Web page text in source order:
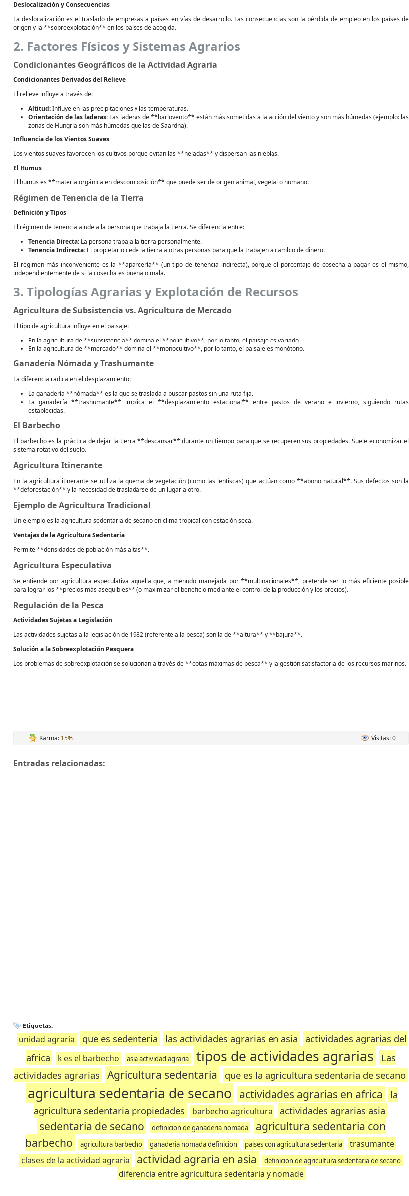
Deslocalización y Consecuencias
La deslocalización es el traslado de empresas a países en vías de desarrollo. Las consecuencias son la pérdida de empleo en los países de
origen y la **sobreexplotación** en los países de acogida.
2. Factores Físicos y Sistemas Agrarios
Condicionantes Geográficos de la Actividad Agraria
Condicionantes Derivados del Relieve
El relieve influye a través de:
Altitud:Influye en las precipitaciones y las temperaturas.
Orientación de las laderas: Las laderas de **barlovento** están más sometidas a la acción del viento y son más húmedas (ejemplo: las
zonas de Hungría son más húmedas que las de Saardna).
Influencia de los Vientos Suaves
Los vientos suaves favorecen los cultivos porque evitan las **heladas** y dispersan las nieblas.
El Humus
El humus es **materia orgánica en descomposición** que puede ser de origen animal, vegetal o humano.
Régimen de Tenencia de la Tierra
Definición y Tipos
El régimen de tenencia alude a la persona que trabaja la tierra. Se diferencia entre:
Tenencia Directa: La persona trabaja la tierra personalmente.
Tenencia Indirecta: El propietario cede la tierra a otras personas para que la trabajen a cambio de dinero.
El régimen más inconveniente es la **aparcería** (un tipo de tenencia indirecta), porque el porcentaje de cosecha a pagar es el mismo,
independientemente de si la cosecha es buena o mala.
3. Tipologías Agrarias y Explotación de Recursos
Agricultura de Subsistencia vs. Agricultura de Mercado
El tipo de agricultura influye en el paisaje:
En la agricultura de **subsistencia** domina el **policultivo**, por lo tanto, el paisaje es variado.
En la agricultura de **mercado** domina el **monocultivo**, por lo tanto, el paisaje es monótono.
Ganadería Nómada y Trashumante
La diferencia radica en el desplazamiento:
La ganadería **nómada** es la que se traslada a buscar pastos sin una ruta fija.
La ganadería **trashumante** implica el **desplazamiento estacional** entre pastos de verano e invierno, siguiendo rutas
establecidas.
El Barbecho
El barbecho es la práctica de dejar la tierra **descansar** durante un tiempo para que se recuperen sus propiedades. Suele economizar el
sistema rotativo del suelo.
Agricultura Itinerante
En la agricultura itinerante se utiliza la quema de vegetación (como las lentiscas) que actúan como **abono natural**. Sus defectos son la
**deforestación** y la necesidad de trasladarse de un lugar a otro.
Ejemplo de Agricultura Tradicional
Un ejemplo es la agricultura sedentaria de secano en clima tropical con estación seca.
Ventajas de la Agricultura Sedentaria
Permite **densidades de población más altas**.
Agricultura Especulativa
Se entiende por agricultura especulativa aquella que, a menudo manejada por **multinacionales**, pretende ser lo más eficiente posible
para lograr los **precios más asequibles** (o maximizar el beneficio mediante el control de la producción y los precios).
Regulación de la Pesca
Actividades Sujetas a Legislación
Las actividades sujetas a la legislación de 1982 (referente a la pesca) son la de **altura** y **bajura**.
Solución a la Sobreexplotación Pesquera
Los problemas de sobreexplotación se solucionan a través de **cotas máximas de pesca** y la gestión satisfactoria de los recursos marinos.
Karma: 15% Visitas: 0
Entradas relacionadas:
Etiquetas:
unidad agraria que es sedenteria las actividades agrarias en asia
actividades agrarias del
africa
k es el barbecho asia actividad agraria tipos de actividades agrarias
Las
actividades agrarias
Agricultura sedentaria que es la agricultura sedentaria de secano
agricultura sedentaria de secano actividades agrarias en africa
la
agricultura sedentaria propiedades
barbecho agricultura actividades agrarias asia
sedentaria de secano definicion de ganaderia nomada
agricultura sedentaria con
barbecho
agricultura barbecho ganaderia nomada definicion paises con agricultura sedentaria
trasumante
clases de la actividad agraria
actividad agraria en asia definicion de agricultura sedentaria de secano
diferencia entre agricultura sedentaria y nomade